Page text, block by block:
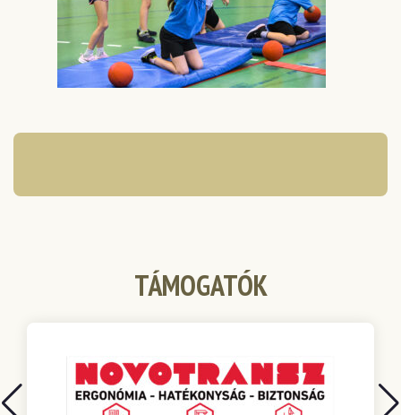
TÁMOGATÓK